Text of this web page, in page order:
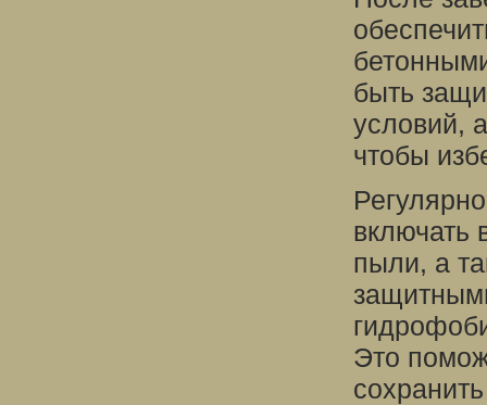
быть
условий,
чтобы
включать
пыли, а
Это